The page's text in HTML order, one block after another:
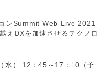
Summit Web Live 2021
を加速させるテクノロ
） 12：45～17：10（予